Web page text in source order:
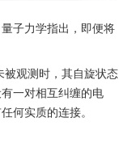
子力学指出，即便将
被观测时，其自旋状态
一对相互纠缠的电
何实质的连接。